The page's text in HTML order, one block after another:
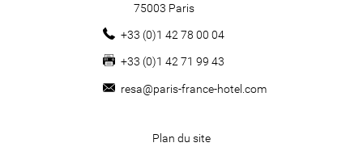
75003 Paris
+33 (0)1 42 78 00 04
+33 (0)1 42 71 99 43
resa@paris-france-hotel.com
Plan du site